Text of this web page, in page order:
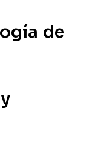
de